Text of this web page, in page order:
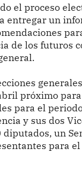
el proceso
entregar un
de los futuros
próximo
para el
y sus dos
un
para